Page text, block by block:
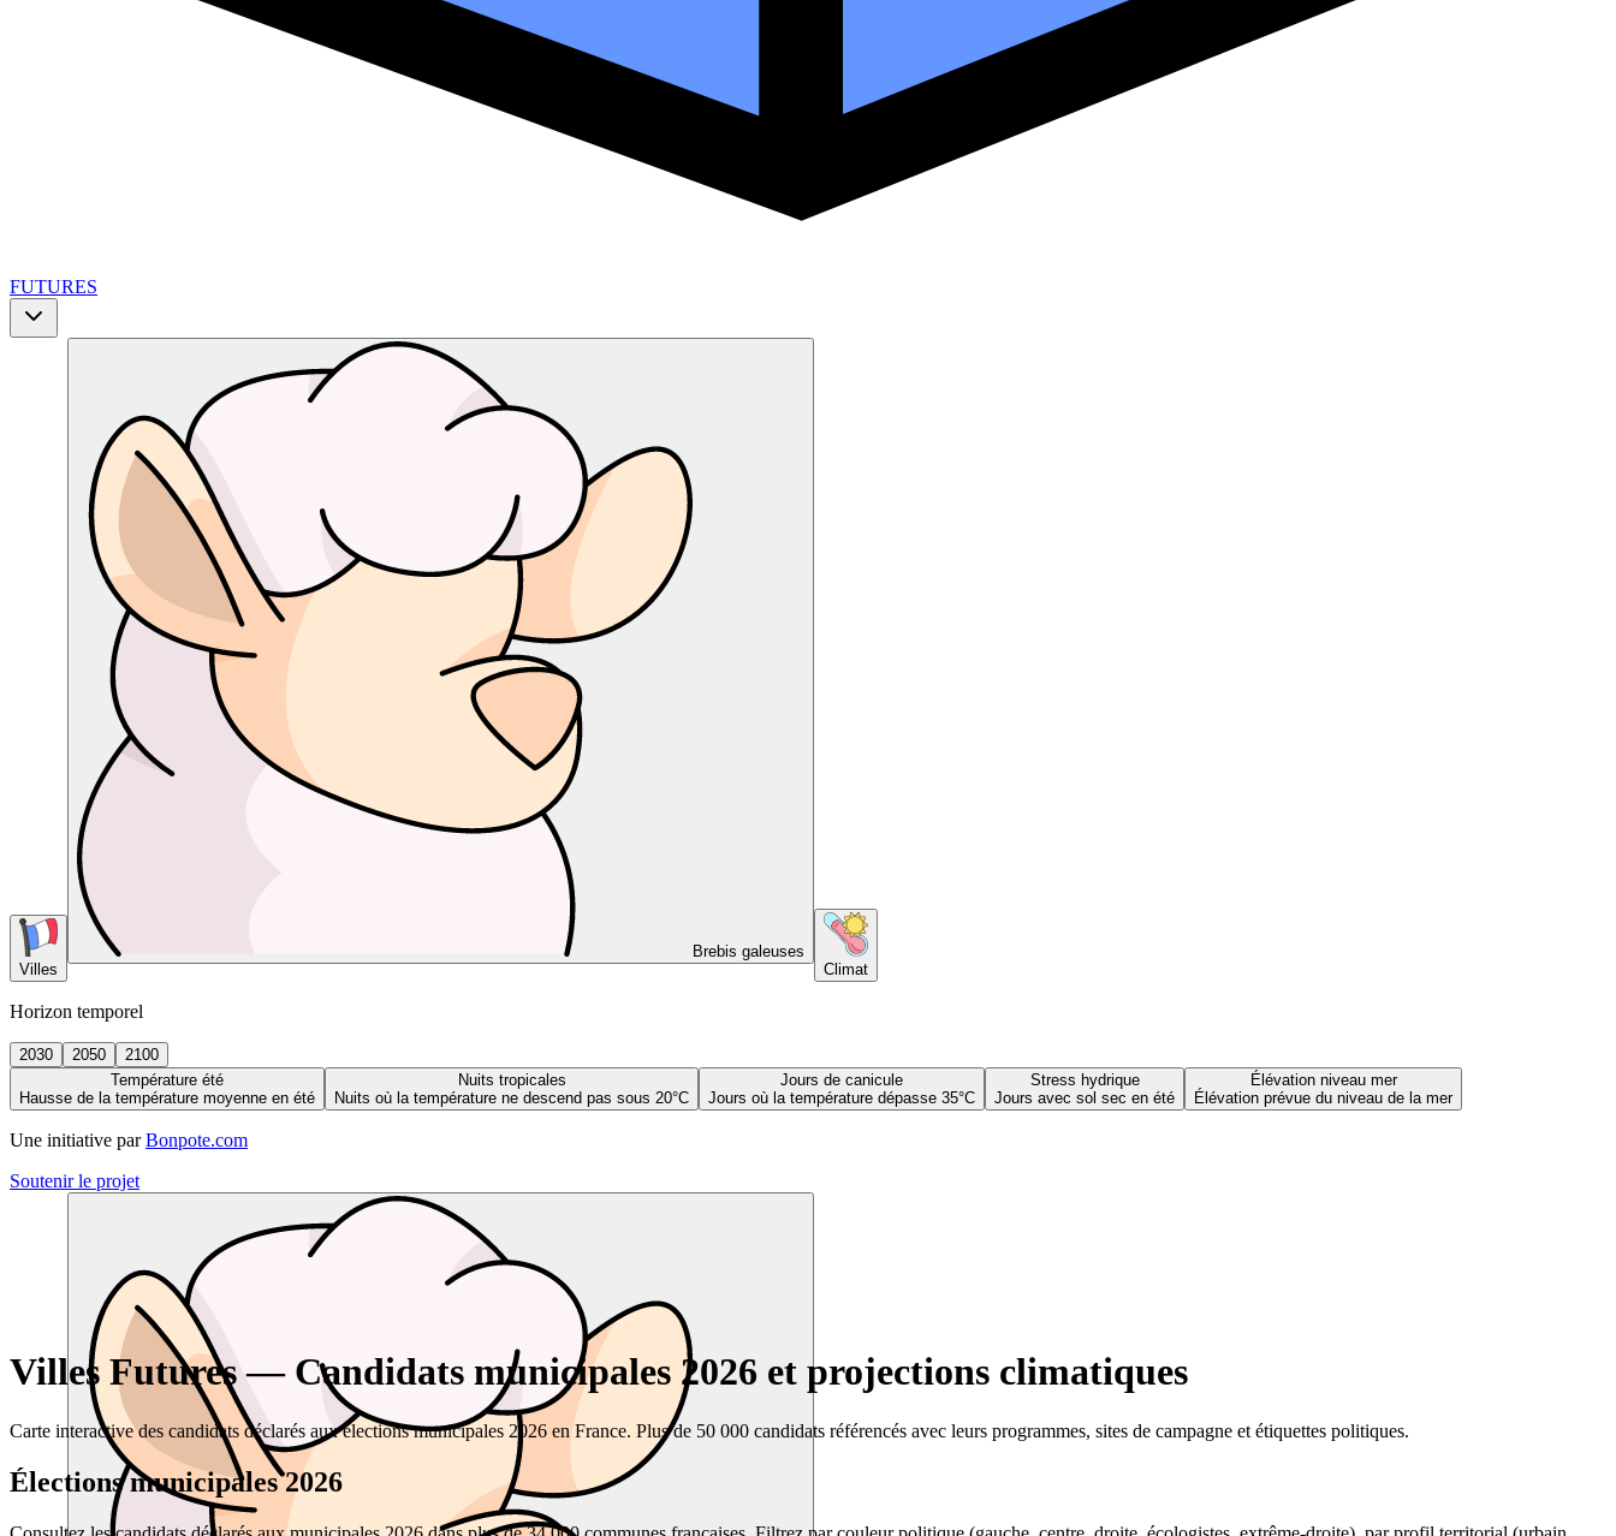
FUTURES
Villes
Brebis galeuses
Climat
Horizon temporel
2030 2050
2100
Température été
Hausse de la température moyenne en été
Nuits tropicales
Nuits où la température ne descend pas sous 20°C
Jours de canicule
Jours où la température dépasse 35°C
Stress hydrique
Jours avec sol sec en été
Élévation niveau mer
Élévation prévue du niveau de la mer
Une initiative par Bonpote.com
Soutenir le projet
Villes Futures — Candidats municipales 2026 et projections climatiques
Carte interactive des candidats déclarés aux élections municipales 2026 en France. Plus de 50 000 candidats référencés avec leurs programmes, sites de campagne et étiquettes politiques.
Élections municipales 2026